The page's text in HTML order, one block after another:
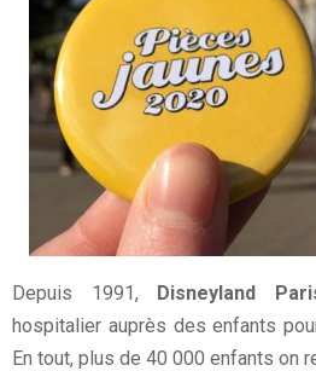
Depuis 1991, Disneyland
hospitalier auprès des enfants
En tout, plus de 40 000 enfants on